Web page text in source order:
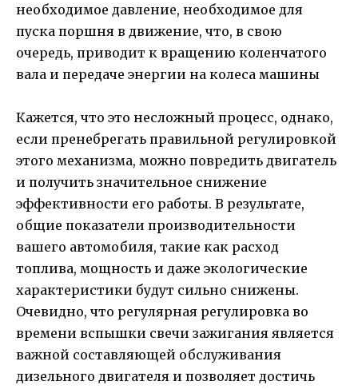
необходимое давление, необходимое для
пуска поршня в движение, что, в свою
очередь, приводит к вращению коленчатого
вала и передаче энергии на колеса машины
Кажется, что это несложный процесс, однако,
если пренебрегать правильной регулировкой
этого механизма, можно повредить двигатель
и получить значительное снижение
эффективности его работы. В результате,
общие показатели производительности
вашего автомобиля, такие как расход
топлива, мощность и даже экологические
характеристики будут сильно снижены.
Очевидно, что регулярная регулировка во
времени вспышки свечи зажигания является
важной составляющей обслуживания
дизельного двигателя и позволяет достичь